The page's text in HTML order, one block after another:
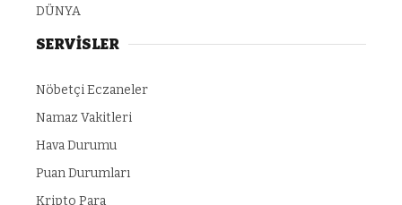
DÜNYA
SERVİSLER
Nöbetçi Eczaneler
Namaz Vakitleri
Hava Durumu
Puan Durumları
Kripto Para